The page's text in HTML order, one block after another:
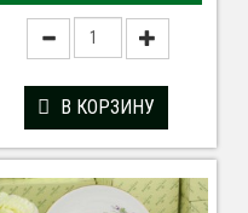
В КОРЗИНУ